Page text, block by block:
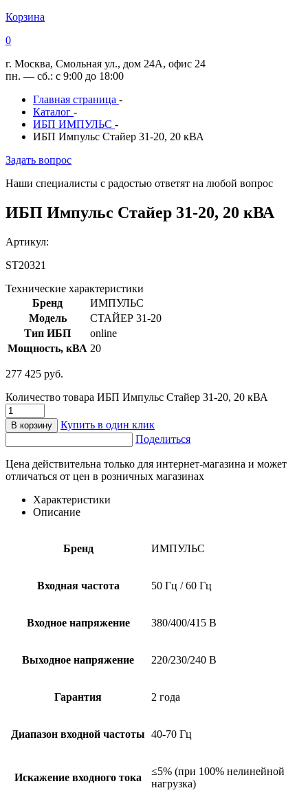
Корзина
0
г. Москва, Смольная ул., дом 24А, офис 24
пн. — сб.: с 9:00 до 18:00
Главная страница -
Каталог -
ИБП ИМПУЛЬС -
ИБП Импульс Стайер 31-20, 20 кВА
Задать вопрос
Наши специалисты с радостью ответят на любой вопрос
ИБП Импульс Стайер 31-20, 20 кВА
Артикул:
ST20321
Технические характеристики
Бренд
ИМПУЛЬС
Модель
СТАЙЕР 31-20
Тип ИБП
online
Мощность, кВА 20
277 425 руб.
Количество товара ИБП Импульс Стайер 31-20, 20 кВА
В корзину
Купить в один клик
Поделиться
Цена действительна только для интернет-магазина и может
отличаться от цен в розничных магазинах
Характеристики
Описание
Бренд ИМПУЛЬС
Входная частота 50 Гц / 60 Гц
Входное напряжение 380/400/415 В
Выходное напряжение 220/230/240 В
Гарантия 2 года
Диапазон входной частоты 40-70 Гц
Искажение входного тока
≤5% (при 100% нелинейной
нагрузка)